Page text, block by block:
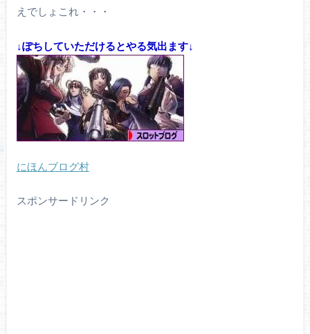
えでしょこれ・・・
↓ぽちしていただけるとやる気出ます↓
にほんブログ村
スポンサードリンク